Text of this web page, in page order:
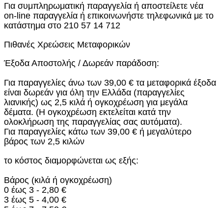
Για συμπληρωματική παραγγελία ή αποστείλετε νέα
on-line παραγγελία ή επικοινωνήστε τηλεφωνικά με το
κατάστημα στο 210 57 14 712
Πιθανές Χρεώσεις Μεταφορικών
Έξοδα Αποστολής / Δωρεάν παράδοση:
Για παραγγελίες άνω των 39,00 € τα μεταφορικά έξοδα
είναι δωρεάν για όλη την Ελλάδα (παραγγελίες
λιανικής) ως 2,5 κιλά ή ογκοχρέωση για μεγάλα
δέματα. (Η ογκοχρέωση εκτελείται κατά την
ολοκλήρωση της παραγγελίας σας αυτόματα).
Για παραγγελίες κάτω των 39,00 € ή μεγαλύτερο
βάρος των 2,5 κιλών
το κόστος διαμορφώνεται ως εξής:
Βάρος (κιλά ή ογκοχρέωση)
0 έως 3 - 2,80 €
3 έως 5 - 4,00 €